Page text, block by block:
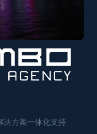
决方案一体化支持